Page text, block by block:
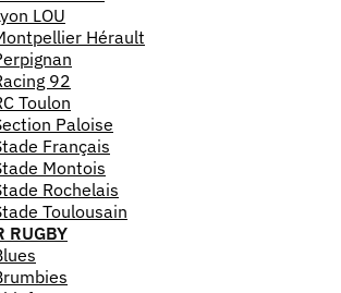
LOU
Hérault
92
Toulon
Paloise
Français
Montois
Rochelais
Toulousain
RUGBY